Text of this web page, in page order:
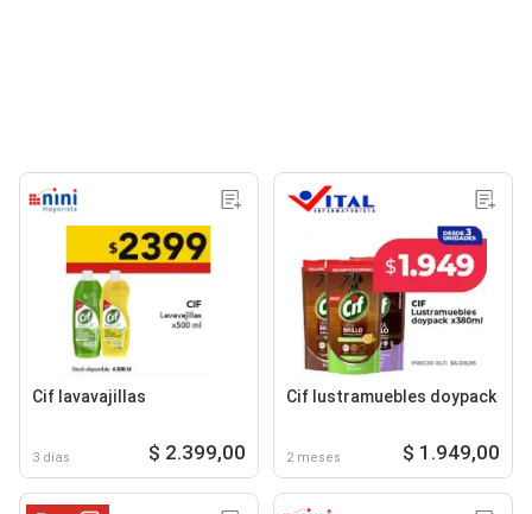
Cif lavavajillas
3 días $ 2.399,00
Cif lustramuebles doypack
2 meses $ 1.949,00